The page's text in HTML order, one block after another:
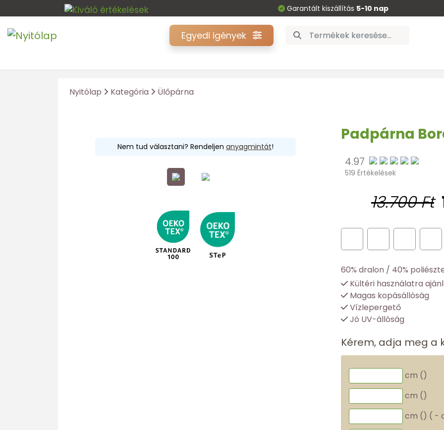
Garantált kiszállítás 5-10 nap
Egyedi igények
Nyitólap Kategória Ülőpárna
Nem tud választani? Rendeljen anyagmintát!
Padpárna
4.97
519 Értékelések
13.700 Ft
60% dralon / 40%
Kültéri használatra
Magas kopásállóság
Vízlepergető
Jó UV-állóság
Kérem, adja meg a
cm ()
cm ()
cm () ( -